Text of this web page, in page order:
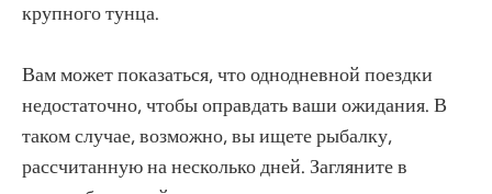
крупного тунца.
Вам может показаться, что однодневной поездки
недостаточно, чтобы оправдать ваши ожидания. В
таком случае, возможно, вы ищете рыбалку,
рассчитанную на несколько дней. Загляните в